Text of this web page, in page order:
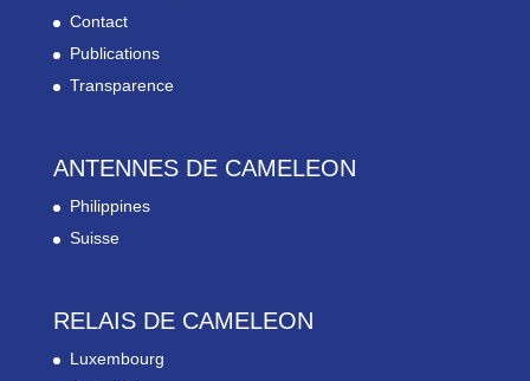
Contact
Publications
Transparence
ANTENNES DE CAMELEON
Philippines
Suisse
RELAIS DE CAMELEON
Luxembourg